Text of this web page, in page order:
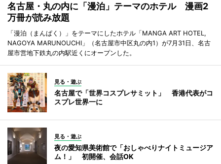
名古屋・丸の内に「漫泊」テーマのホテル 漫画2
万冊が読み放題
「漫泊（まんぱく）」をテーマにしたホテル「MANGA ART HOTEL,
NAGOYA MARUNOUCHI」（名古屋市中区丸の内1）が7月31日、名古
屋市営地下鉄丸の内駅近くにオープンした。
見る・遊ぶ
名古屋で「世界コスプレサミット」 香港代表がコ
スプレ世界一に
見る・遊ぶ
夜の愛知県美術館で「おしゃべりナイトミュージア
ム！」 初開催、会話OK